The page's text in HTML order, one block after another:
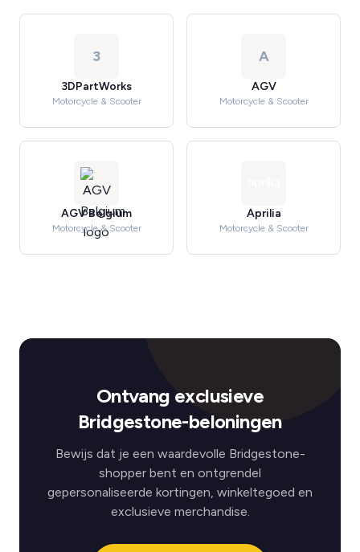
3
3DPartWorks
Motorcycle & Scooter
A
AGV
Motorcycle & Scooter
AGV Belgium
Motorcycle & Scooter
Aprilia
Motorcycle & Scooter
Ontvang exclusieve
Bridgestone-beloningen
Bewijs dat je een waardevolle Bridgestone-
shopper bent en ontgrendel
gepersonaliseerde kortingen, winkeltegoed en
exclusieve merchandise.